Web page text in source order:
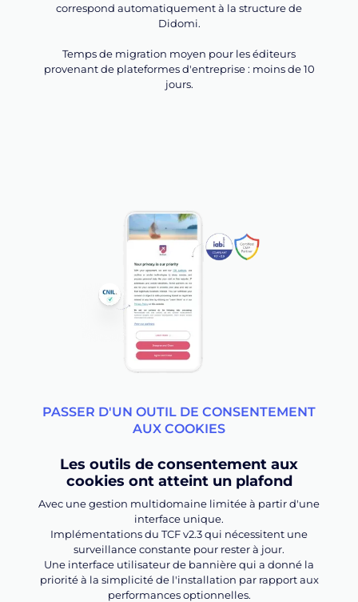
correspond automatiquement à la structure de
Didomi.
Temps de migration moyen pour les éditeurs
provenant de plateformes d'entreprise : moins de 10
jours.
PASSER D'UN OUTIL DE CONSENTEMENT
AUX COOKIES
Les outils de consentement aux
cookies ont atteint un plafond
Avec une gestion multidomaine limitée à partir d'une
interface unique.
Implémentations du TCF v2.3 qui nécessitent une
surveillance constante pour rester à jour.
Une interface utilisateur de bannière qui a donné la
priorité à la simplicité de l'installation par rapport aux
performances optionnelles.